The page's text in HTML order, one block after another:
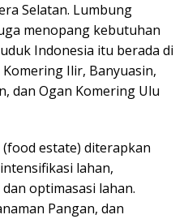
Selatan. Lumbung
menopang kebutuhan
Indonesia itu berada di
Ilir, Banyuasin,
dan Ogan Komering Ulu
estate) diterapkan
lahan,
optimasasi lahan.
Pangan, dan